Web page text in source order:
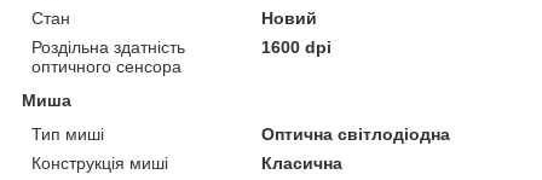
Стан
Новий
Роздільна здатність
оптичного сенсора
1600 dpi
Миша
Тип миші
Оптична світлодіодна
Конструкція миші
Класична